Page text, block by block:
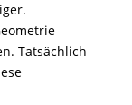
Tatsächlich